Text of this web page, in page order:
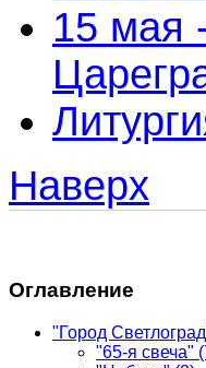
15 мая
Наверх
Оглавление
"Город
"65-я свеча"